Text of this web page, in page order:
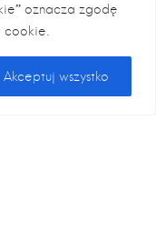
oznacza zgodę
cookie.
Akceptuj wszystko